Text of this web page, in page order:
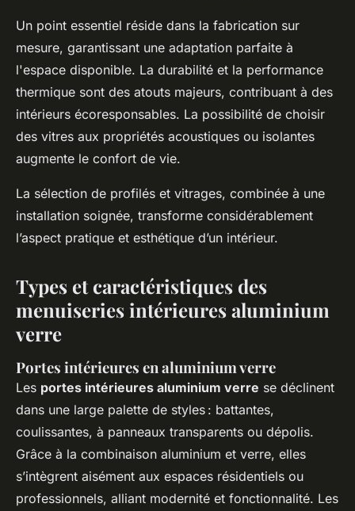
Un point essentiel réside dans la fabrication sur
mesure, garantissant une adaptation parfaite à
l'espace disponible. La durabilité et la performance
thermique sont des atouts majeurs, contribuant à des
intérieurs écoresponsables. La possibilité de choisir
des vitres aux propriétés acoustiques ou isolantes
augmente le confort de vie.
La sélection de profilés et vitrages, combinée à une
installation soignée, transforme considérablement
l’aspect pratique et esthétique d’un intérieur.
Types et caractéristiques des
menuiseries intérieures aluminium
verre
Portes intérieures en aluminium verre
Les portes intérieures aluminium verre se déclinent
dans une large palette de styles : battantes,
coulissantes, à panneaux transparents ou dépolis.
Grâce à la combinaison aluminium et verre, elles
s’intègrent aisément aux espaces résidentiels ou
professionnels, alliant modernité et fonctionnalité. Les